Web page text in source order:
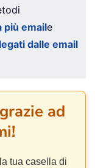
più emaile
dalle email
ad
tua casella di